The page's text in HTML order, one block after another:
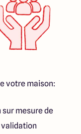
votre maison:
mesure de
validation